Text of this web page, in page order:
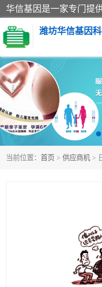
潍坊华信基因
当前位置： 首页 > 供应商机 >
亲子鉴定
隐私亲子鉴定
孕期亲子鉴定